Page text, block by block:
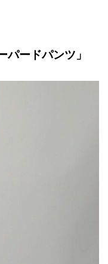
ードパンツ」